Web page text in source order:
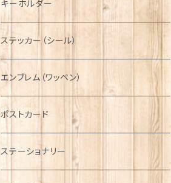
ニット帽
ボタンラップマフラー【Aran Traditions】
スカーフ
ファッションマスク
その他のアクセサリー
ティーコジー
その他テーブルウェア
動物＆植物
国旗＆紋章
音楽＆楽器
ミリタリー
NAVY
AIRFORCE
ARMY
ピューター
キーホルダー
ステッカー（シール）
エンブレム（ワッペン）
ポストカード
ステーショナリー